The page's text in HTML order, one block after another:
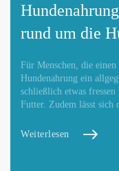
rund um die
Für Menschen, die
Hundenahrung ein
schließlich etwas
Futter. Zudem lässt sich
Weiterlesen